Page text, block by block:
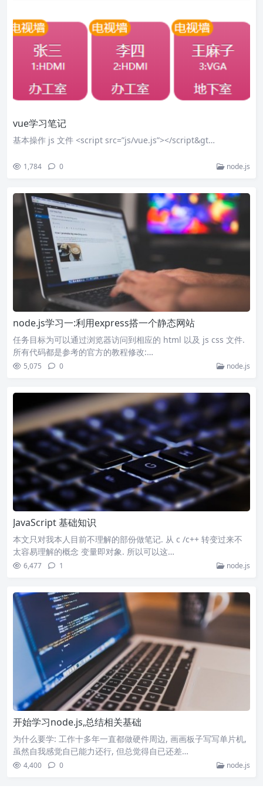
vue学习笔记
基本操作 js 文件 <script src=”js/vue.js”></script&gt…
1,784 0 node.js
node.js学习一:利用express搭一个静态网站
任务目标为可以通过浏览器访问到相应的 html 以及 js css 文件.
所有代码都是参考的官方的教程修改:…
5,075 0 node.js
JavaScript 基础知识
本文只对我本人目前不理解的部份做笔记. 从 c /c++ 转变过来不
太容易理解的概念 变量即对象. 所以可以这…
6,477 1 node.js
开始学习node.js,总结相关基础
为什么要学: 工作十多年一直都做硬件周边, 画画板子写写单片机,
虽然自我感觉自已能力还行, 但总觉得自已还差…
4,400 0 node.js